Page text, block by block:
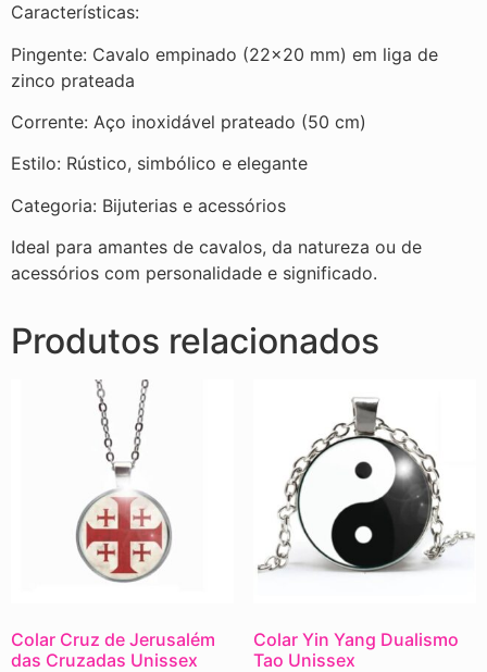
Características:
Pingente: Cavalo empinado (22×20 mm) em liga de
zinco prateada
Corrente: Aço inoxidável prateado (50 cm)
Estilo: Rústico, simbólico e elegante
Categoria: Bijuterias e acessórios
Ideal para amantes de cavalos, da natureza ou de
acessórios com personalidade e significado.
Produtos relacionados
Colar Cruz de Jerusalém
das Cruzadas Unissex
Colar Yin Yang Dualismo
Tao Unissex